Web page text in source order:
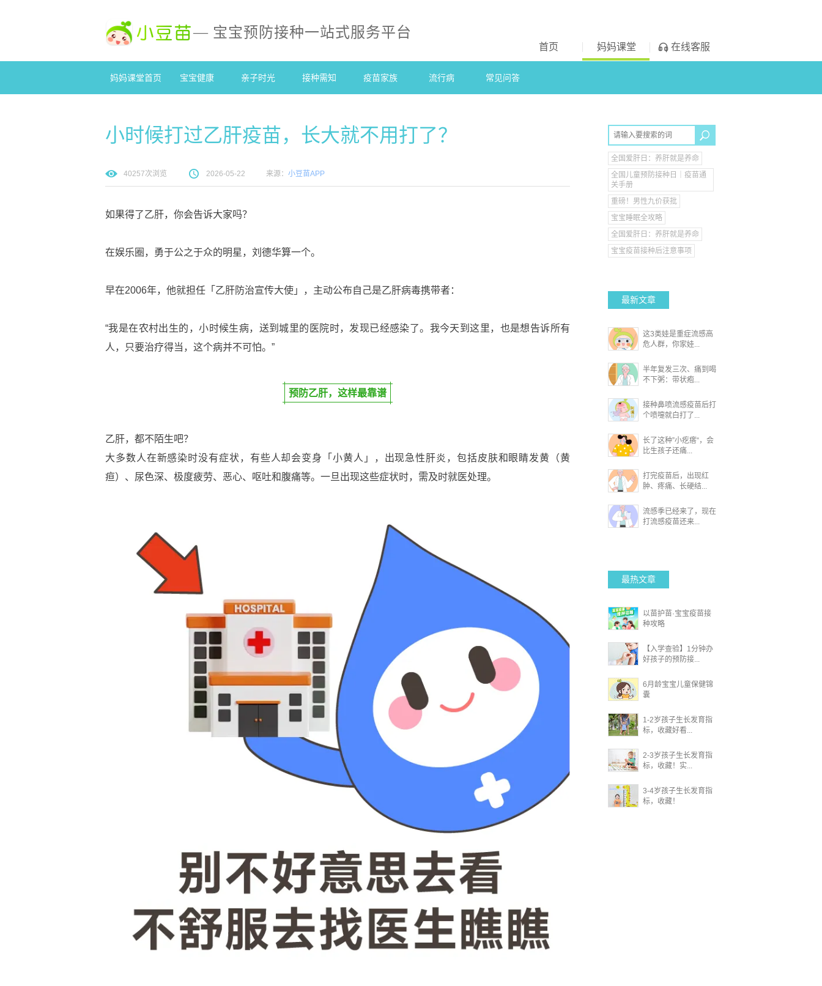
— 宝宝预防接种一站式服务平台
首页 妈妈课堂 在线客服
妈妈课堂首页 宝宝健康 亲子时光 接种需知 疫苗家族 流行病 常见问答
小时候打过乙肝疫苗，长大就不用打了？
40257次浏览 2026-05-22 来源： 小豆苗APP
如果得了乙肝，你会告诉大家吗？
在娱乐圈，勇于公之于众的明星，刘德华算一个。
早在2006年，他就担任「乙肝防治宣传大使」，主动公布自己是乙肝病毒携带者：
“我是在农村出生的，小时候生病，送到城里的医院时，发现已经感染了。我今天到这里，也是想告诉所有
人，只要治疗得当，这个病并不可怕。”
预防乙肝，这样最靠谱
乙肝，都不陌生吧？
大多数人在新感染时没有症状，有些人却会变身「小黄人」，出现急性肝炎，包括皮肤和眼睛发黄（黄
疸）、尿色深、极度疲劳、恶心、呕吐和腹痛等。一旦出现这些症状时，需及时就医处理。
全国爱肝日：养肝就是养命
全国儿童预防接种日｜疫苗通
关手册
重磅！男性九价获批
宝宝睡眠全攻略
全国爱肝日：养肝就是养命
宝宝疫苗接种后注意事项
最新文章
这3类娃是重症流感高
危人群，你家娃...
半年复发三次、痛到喝
不下粥：带状疱...
接种鼻喷流感疫苗后打
个喷嚏就白打了...
长了这种”小疙瘩“，会
比生孩子还痛...
打完疫苗后，出现红
肿、疼痛、长硬结...
流感季已经来了，现在
打流感疫苗还来...
最热文章
以苗护苗·宝宝疫苗接
种攻略
【入学查验】1分钟办
好孩子的预防接...
6月龄宝宝儿童保健锦
囊
1-2岁孩子生长发育指
标，收藏好看...
2-3岁孩子生长发育指
标，收藏！实...
3-4岁孩子生长发育指
标，收藏！